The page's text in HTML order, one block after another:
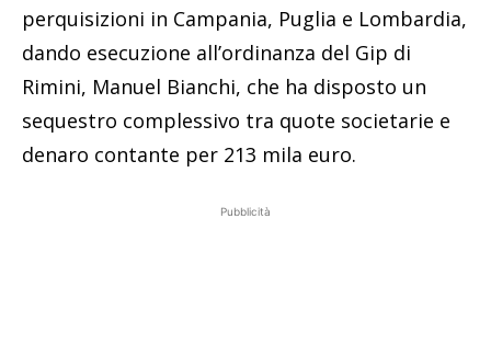
perquisizioni in Campania, Puglia e Lombardia,
dando esecuzione all’ordinanza del Gip di
Rimini, Manuel Bianchi, che ha disposto un
sequestro complessivo tra quote societarie e
denaro contante per 213 mila euro.
Pubblicità